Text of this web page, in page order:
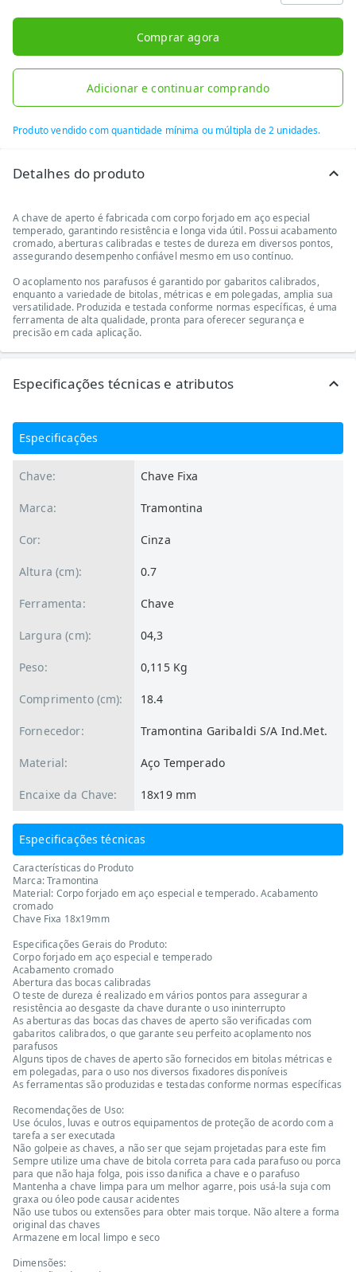
Comprar agora
Adicionar e continuar comprando
Produto vendido com quantidade mínima ou múltipla de 2 unidades.
Detalhes do produto
A chave de aperto é fabricada com corpo forjado em aço especial
temperado, garantindo resistência e longa vida útil. Possui acabamento
cromado, aberturas calibradas e testes de dureza em diversos pontos,
assegurando desempenho confiável mesmo em uso contínuo.
O acoplamento nos parafusos é garantido por gabaritos calibrados,
enquanto a variedade de bitolas, métricas e em polegadas, amplia sua
versatilidade. Produzida e testada conforme normas específicas, é uma
ferramenta de alta qualidade, pronta para oferecer segurança e
precisão em cada aplicação.
Especificações técnicas e atributos
Especificações
Chave: Chave Fixa
Marca: Tramontina
Cor: Cinza
Altura (cm): 0.7
Ferramenta: Chave
Largura (cm): 04,3
Peso: 0,115 Kg
Comprimento (cm): 18.4
Fornecedor: Tramontina Garibaldi S/A Ind.Met.
Material: Aço Temperado
Encaixe da Chave: 18x19 mm
Especificações técnicas
Características do Produto
Marca: Tramontina
Material: Corpo forjado em aço especial e temperado. Acabamento
cromado
Chave Fixa 18x19mm
Especificações Gerais do Produto:
Corpo forjado em aço especial e temperado
Acabamento cromado
Abertura das bocas calibradas
O teste de dureza é realizado em vários pontos para assegurar a
resistência ao desgaste da chave durante o uso ininterrupto
As aberturas das bocas das chaves de aperto são verificadas com
gabaritos calibrados, o que garante seu perfeito acoplamento nos
parafusos
Alguns tipos de chaves de aperto são fornecidos em bitolas métricas e
em polegadas, para o uso nos diversos fixadores disponíveis
As ferramentas são produzidas e testadas conforme normas específicas
Recomendações de Uso:
Use óculos, luvas e outros equipamentos de proteção de acordo com a
tarefa a ser executada
Não golpeie as chaves, a não ser que sejam projetadas para este fim
Sempre utilize uma chave de bitola correta para cada parafuso ou porca
para que não haja folga, pois isso danifica a chave e o parafuso
Mantenha a chave limpa para um melhor agarre, pois usá-la suja com
graxa ou óleo pode causar acidentes
Não use tubos ou extensões para obter mais torque. Não altere a forma
original das chaves
Armazene em local limpo e seco
Dimensões: